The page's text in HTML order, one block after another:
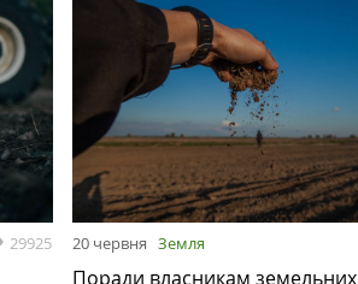
29925 20 червня Земля
Поради власникам земельних